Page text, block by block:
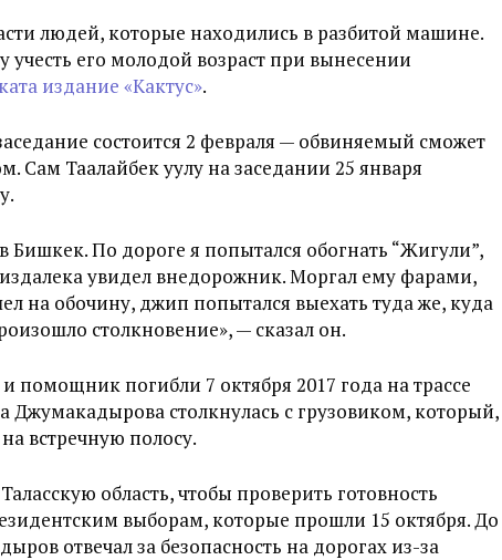
людей, которые находились в разбитой машине.
учесть его молодой возраст при вынесении
издание «Кактус».
состоится 2 февраля — обвиняемый сможет
Сам Таалайбек уулу на заседании 25 января
Бишкек. По дороге я попытался обогнать “Жигули”,
увидел внедорожник. Моргал ему фарами,
на обочину, джип попытался выехать туда же, куда
столкновение», — сказал он.
помощник погибли 7 октября 2017 года на трассе
столкнулась с грузовиком, который,
встречную полосу.
область, чтобы проверить готовность
выборам, которые прошли 15 октября. До
отвечал за безопасность на дорогах из-за